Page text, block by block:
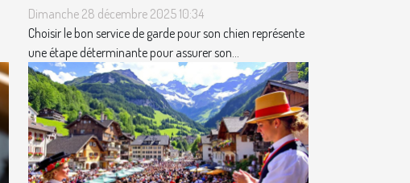
Dimanche 28 décembre 2025 10:34
Choisir le bon service de garde pour son chien représente
une étape déterminante pour assurer son...